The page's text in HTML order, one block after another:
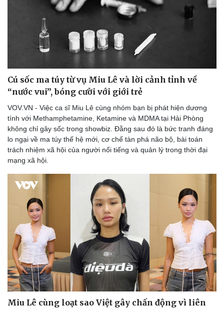
Cú sốc ma túy từ vụ Miu Lê và lời cảnh tỉnh về
“nước vui”, bóng cười với giới trẻ
VOV.VN - Việc ca sĩ Miu Lê cùng nhóm bạn bị phát hiện dương
tính với Methamphetamine, Ketamine và MDMA tại Hải Phòng
không chỉ gây sốc trong showbiz. Đằng sau đó là bức tranh đáng
lo ngại về ma túy thế hệ mới, cơ chế tàn phá não bộ, bài toán
trách nhiệm xã hội của người nổi tiếng và quản lý trong thời đại
mạng xã hội.
Miu Lê cùng loạt sao Việt gây chấn động vì liên